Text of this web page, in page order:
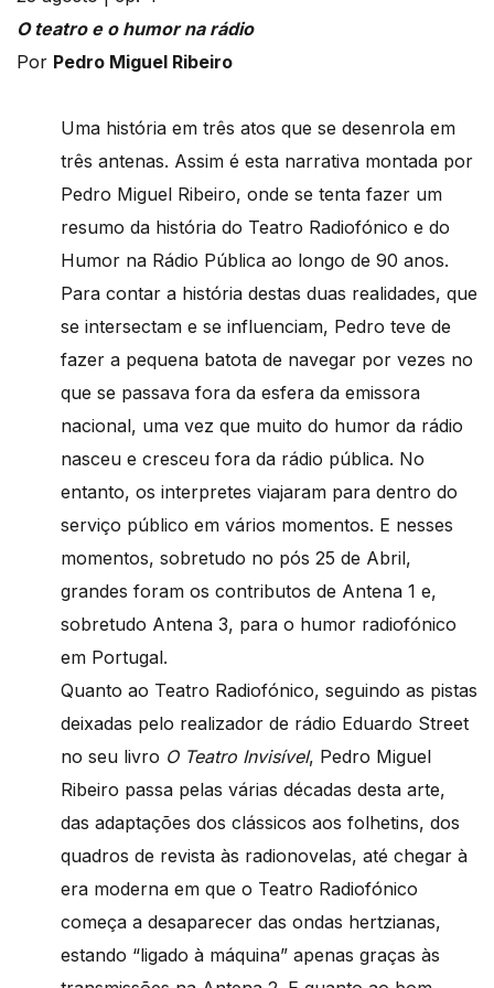
O teatro e o humor na rádio
Por Pedro Miguel Ribeiro
Uma história em três atos que se desenrola em
três antenas. Assim é esta narrativa montada por
Pedro Miguel Ribeiro, onde se tenta fazer um
resumo da história do Teatro Radiofónico e do
Humor na Rádio Pública ao longo de 90 anos.
Para contar a história destas duas realidades, que
se intersectam e se influenciam, Pedro teve de
fazer a pequena batota de navegar por vezes no
que se passava fora da esfera da emissora
nacional, uma vez que muito do humor da rádio
nasceu e cresceu fora da rádio pública. No
entanto, os interpretes viajaram para dentro do
serviço público em vários momentos. E nesses
momentos, sobretudo no pós 25 de Abril,
grandes foram os contributos de Antena 1 e,
sobretudo Antena 3, para o humor radiofónico
em Portugal.
Quanto ao Teatro Radiofónico, seguindo as pistas
deixadas pelo realizador de rádio Eduardo Street
no seu livro O Teatro Invisível, Pedro Miguel
Ribeiro passa pelas várias décadas desta arte,
das adaptações dos clássicos aos folhetins, dos
quadros de revista às radionovelas, até chegar à
era moderna em que o Teatro Radiofónico
começa a desaparecer das ondas hertzianas,
estando “ligado à máquina” apenas graças às